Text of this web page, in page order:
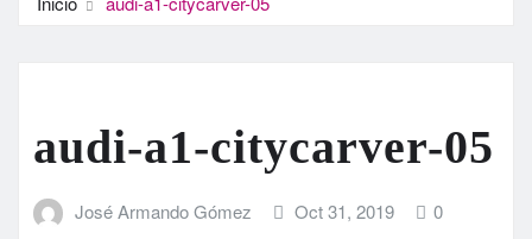
audi-a1-citycarver-05
José Armando Gómez Oct 31, 2019 0